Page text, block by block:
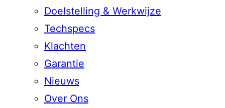
Doelstelling & Werkwijze
Techspecs
Klachten
Garantie
Nieuws
Over Ons